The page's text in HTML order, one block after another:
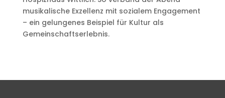
musikalische Exzellenz mit sozialem Engagement
– ein gelungenes Beispiel für Kultur als
Gemeinschaftserlebnis.